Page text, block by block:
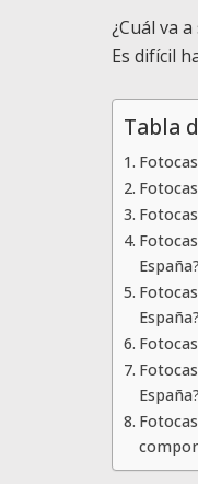
¿Cuál va
Es difícil
Tabla
España?
España?
España?